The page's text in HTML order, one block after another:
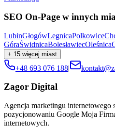
SEO On-Page w innych
LubinGłogówLegnicaPolkowice
GóraŚwidnicaBolesławiecOleśnica
+ 15 więcej miast
+48 693 076 188|
Zagor Digital
Agencja marketingu internetowego
pozycjonowaniu Google Moja
internetowych.